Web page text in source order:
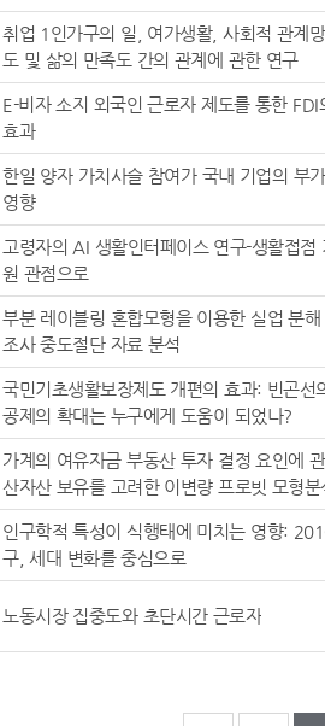
취업 1인가구의 일, 여가생활, 사회적 관계
도 및 삶의 만족도 간의 관계에 관한 연구
취업 1인
E-비자 소지 외국인 근로자 제도를 통한 FDI
효과
한일 양자 가치사슬 참여가 국내 기업의 부
영향
고령자의 AI 생활인터페이스 연구-생활접점
원 관점으로
부분 레이블링 혼합모형을 이용한 실업 분
조사 중도절단 자료 분석
국민기초생활보장제도 개편의 효과: 빈곤선
공제의 확대는 누구에게 도움이 되었나?
국민기
가계의 여유자금 부동산 투자 결정 요인에
산자산 보유를 고려한 이변량 프로빗 모형분
가계의 여
인구학적 특성이 식행태에 미치는 영향:
구, 세대 변화를 중심으로
노동시장 집중도와 초단시간 근로자